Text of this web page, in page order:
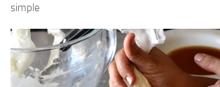
simple